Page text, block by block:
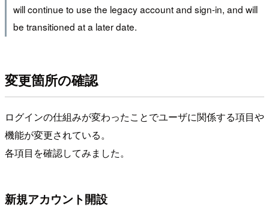
will continue to use the legacy account and sign-in, and will
be transitioned at a later date.
変更箇所の確認
ログインの仕組みが変わったことでユーザに関係する項目や
機能が変更されている。
各項目を確認してみました。
新規アカウント開設